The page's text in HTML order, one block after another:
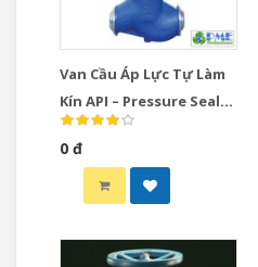
Van Cầu Áp Lực Tự Làm
Kín API – Pressure Seal
Globe Valve Nối Hàn BW
0 đ